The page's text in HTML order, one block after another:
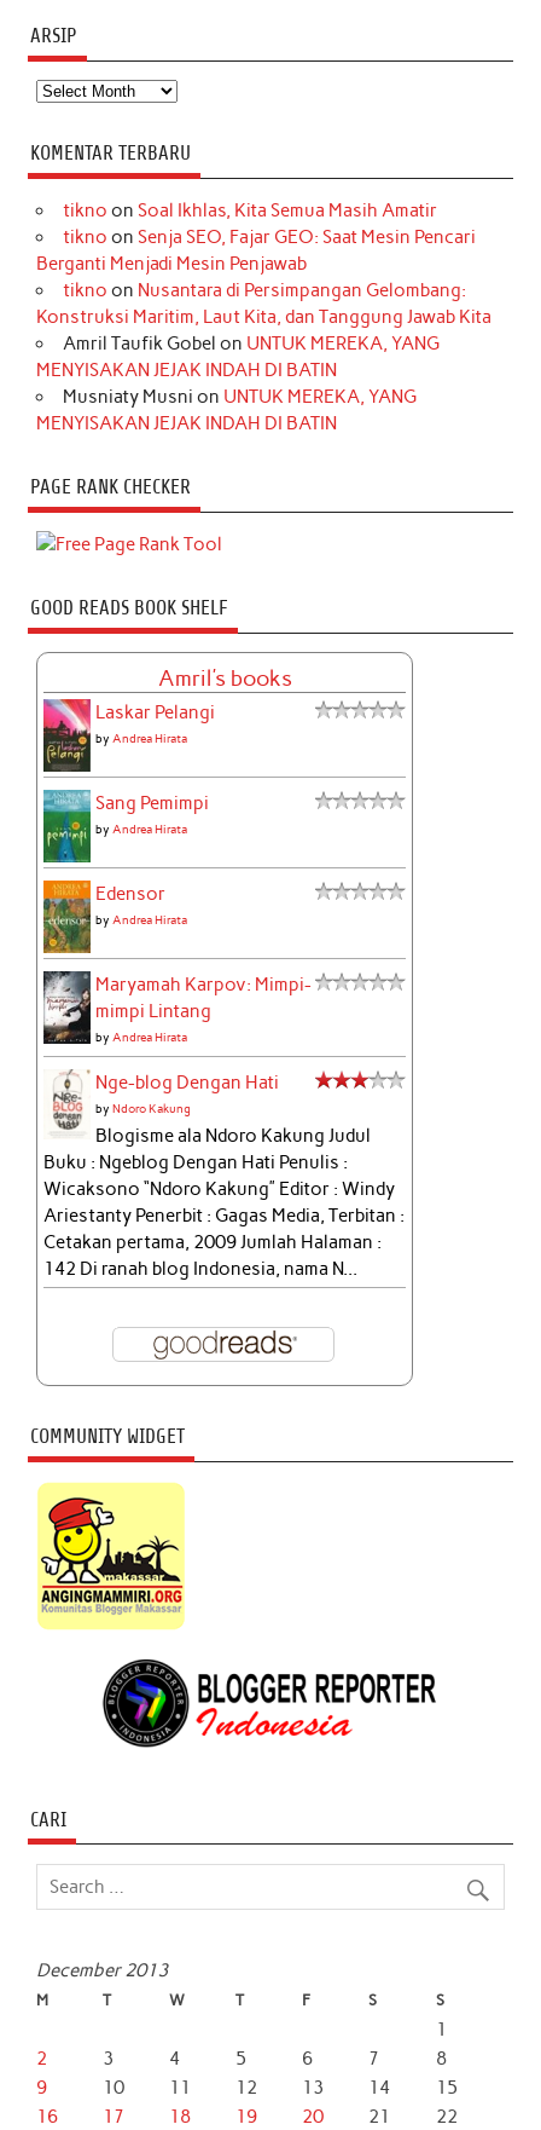
ARSIP
Arsip
KOMENTAR TERBARU
tikno on Soal Ikhlas, Kita Semua Masih Amatir
tikno on Senja SEO, Fajar GEO: Saat Mesin Pencari
Berganti Menjadi Mesin Penjawab
tikno on Nusantara di Persimpangan Gelombang:
Konstruksi Maritim, Laut Kita, dan Tanggung Jawab Kita
Amril Taufik Gobel on UNTUK MEREKA, YANG
MENYISAKAN JEJAK INDAH DI BATIN
Musniaty Musni on UNTUK MEREKA, YANG
MENYISAKAN JEJAK INDAH DI BATIN
PAGE RANK CHECKER
GOOD READS BOOK SHELF
Amril's books
Laskar Pelangi
byAndrea Hirata
Sang Pemimpi
byAndrea Hirata
Edensor
byAndrea Hirata
Maryamah Karpov: Mimpi-
mimpi Lintang
byAndrea Hirata
Nge-blog Dengan Hati
byNdoro Kakung
Blogisme ala Ndoro Kakung Judul
Buku : Ngeblog Dengan Hati Penulis :
Wicaksono “Ndoro Kakung” Editor : Windy
Ariestanty Penerbit : Gagas Media, Terbitan :
Cetakan pertama, 2009 Jumlah Halaman :
142 Di ranah blog Indonesia, nama N...
COMMUNITY WIDGET
CARI
December 2013
M T W T F S S
1
2
3 4 5 6 7
8
9
10 11 12 13 14
15
16
17 18 19 20 21
22